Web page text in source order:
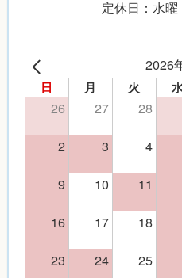
定休日：水曜
2026
日 月 火
26 27 28
2
3 4
9
10 11
16
17 18
23
24 25